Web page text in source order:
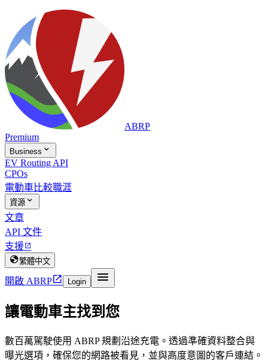
ABRP
Premium
Business 
EV Routing API
CPOs
電動車比較職涯
資源 
文章
API 文件
支援
繁體中文
開啟 ABRP Login 
讓電動車主找到您
數百萬駕駛使用 ABRP 規劃沿途充電。透過準確資料整合與
曝光選項，確保您的網路被看見，並與高度意圖的客戶連結。